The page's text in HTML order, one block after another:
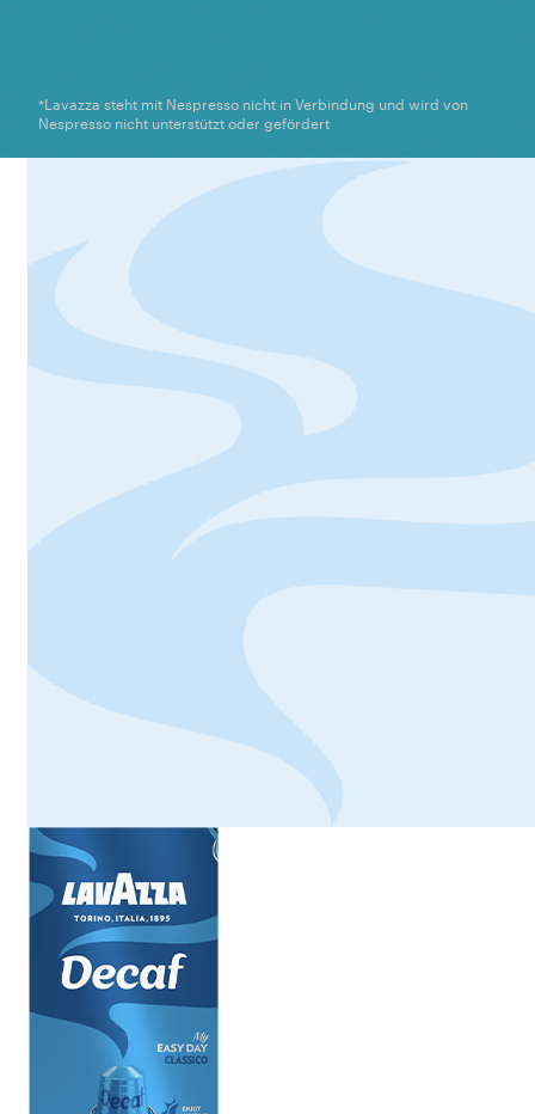
*Lavazza steht mit Nespresso nicht in Verbindung und wird von
Nespresso nicht unterstützt oder gefördert